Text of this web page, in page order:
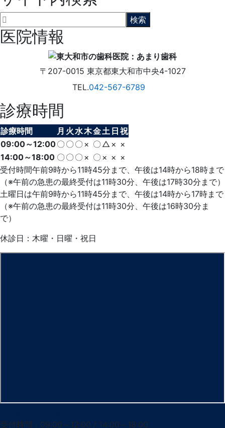
医院情報
〒207-0015 東京都東大和市中央4-1027
TEL.042-567-6789
診療時間
診療時間 月 火 水木金土 日 祝
09:00～12:00〇 〇 〇 × 〇 △ × ×
14:00～18:00 〇 〇 〇 × 〇 × × ×
受付時間午前9時から11時45分まで、午後は14時から18時まで
（※午前の急患の最終受付は11時30分、午後は17時30分まで）
土曜日は午前9時から11時45分まで、午後は14時から17時まで
（※午前の急患の最終受付は11時30分、午後は16時30分ま
で）
休診日：木曜・日曜・祝日
受付時間：09:00～12:00 / 14:00～18:00